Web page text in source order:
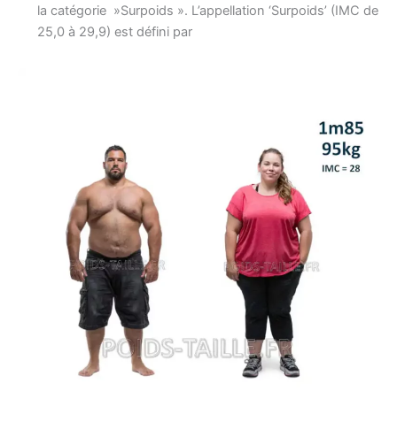
la catégorie »Surpoids ». L’appellation ‘Surpoids’ (IMC de
25,0 à 29,9) est défini par